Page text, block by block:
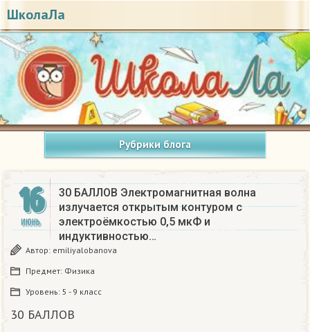
ШколаЛа
Рубрики блога
16
ИЮНЬ
30 БАЛЛОВ Электромагнитная волна
излучается открытым контуром с
электроёмкостью 0,5 мкФ и
индуктивностью…
Автор: emiliyalobanova
Предмет: Физика
Уровень: 5 - 9 класс
30 БАЛЛОВ